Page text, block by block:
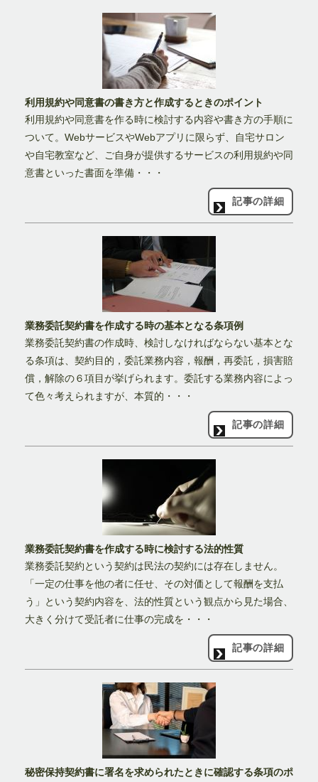
利用規約や同意書の書き方と作成するときのポイント
利用規約や同意書を作る時に検討する内容や書き方の手順に
ついて。WebサービスやWebアプリに限らず、自宅サロン
や自宅教室など、ご自身が提供するサービスの利用規約や同
意書といった書面を準備・・・
記事の詳細
業務委託契約書を作成する時の基本となる条項例
業務委託契約書の作成時、検討しなければならない基本とな
る条項は、契約目的，委託業務内容，報酬，再委託，損害賠
償，解除の６項目が挙げられます。委託する業務内容によっ
て色々考えられますが、本質的・・・
記事の詳細
業務委託契約書を作成する時に検討する法的性質
業務委託契約という契約は民法の契約には存在しません。
「一定の仕事を他の者に任せ、その対価として報酬を支払
う」という契約内容を、法的性質という観点から見た場合、
大きく分けて受託者に仕事の完成を・・・
記事の詳細
秘密保持契約書に署名を求められたときに確認する条項のポ